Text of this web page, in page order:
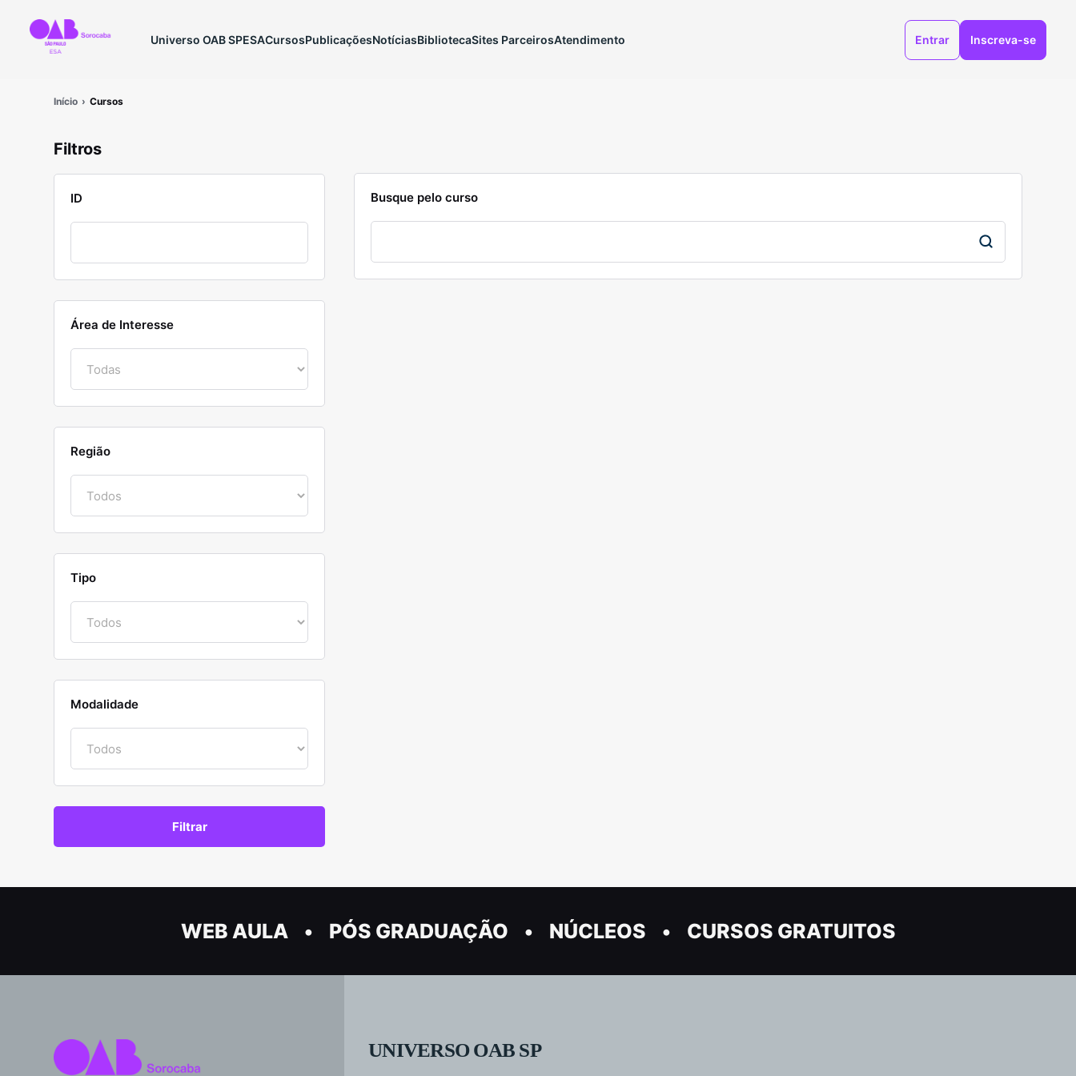
Universo OAB SPESACursosPublicaçõesNotíciasBibliotecaSites ParceirosAtendimento Entrar Inscreva-se
Início Cursos
Filtros
ID
Área de Interesse
Região
Tipo
Modalidade
Busque pelo curso
WEB AULA PÓS GRADUAÇÃO NÚCLEOS CURSOS GRATUITOS
UNIVERSO OAB SP